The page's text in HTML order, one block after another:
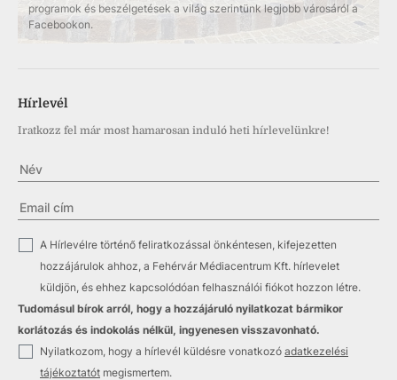
programok és beszélgetések a világ szerintünk legjobb városáról a
Facebookon.
Hírlevél
Iratkozz fel már most hamarosan induló heti hírlevelünkre!
✓
A Hírlevélre történő feliratkozással önkéntesen, kifejezetten
hozzájárulok ahhoz, a Fehérvár Médiacentrum Kft. hírlevelet
küldjön, és ehhez kapcsolódóan felhasználói fiókot hozzon létre.
Tudomásul bírok arról, hogy a hozzájáruló nyilatkozat bármikor
korlátozás és indokolás nélkül, ingyenesen visszavonható.
✓ Nyilatkozom, hogy a hírlevél küldésre vonatkozó adatkezelési
tájékoztatót megismertem.